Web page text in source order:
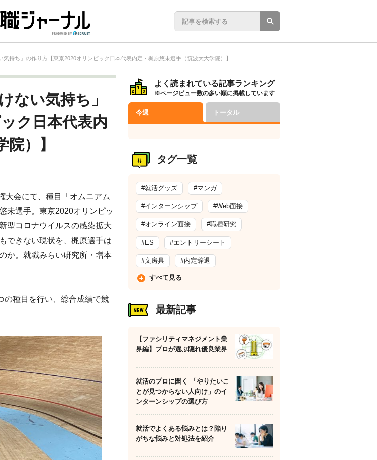
気持ち」の作り方【東京2020オリンピック日本代表内定・梶原悠未選手（筑波大大学院）】
ない気持ち」
ク日本代表内
）】
大会にて、種目「オムニアム
未選手。東京2020オリンピッ
型コロナウイルスの感染拡大
できない現状を、梶原選手は
か。就職みらい研究所・増本
の種目を行い、総合成績で競
よく読まれている記事ランキング
※ページビュー数の多い順に掲載しています
今週 トータル
タグ一覧
#就活グッズ #マンガ
#インターンシップ #Web面接
#オンライン面接 #職種研究
#ES #エントリーシート
#文房具 #内定辞退
すべて見る
最新記事
【ファシリティマネジメント業
界編】プロが選ぶ隠れ優良業界
就活のプロに聞く 「やりたいこ
とが見つからない人向け」のイ
ンターンシップの選び方
就活でよくある悩みとは？陥り
がちな悩みと対処法を紹介